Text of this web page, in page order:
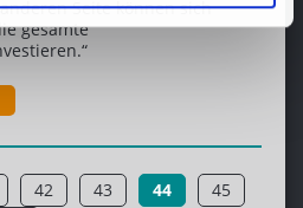
Seite können sich
gesamte
42 43 44
45